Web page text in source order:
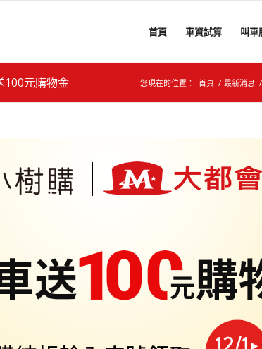
首頁 車資試算 叫車
100元購物金 您現在的位置： 首頁 / 最新消息 /